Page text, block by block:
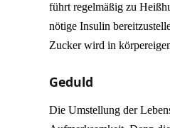
führt regelmäßig zu
nötige Insulin
Zucker wird in
Geduld
Die Umstellung der